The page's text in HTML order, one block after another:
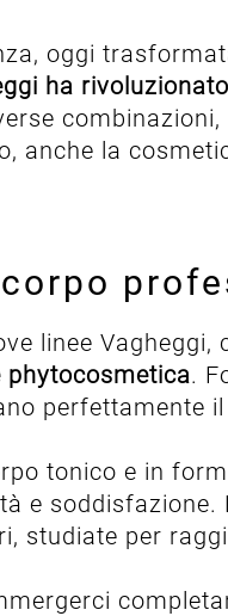
oggi
ha
anche la
linee
.
perfettamente il
tonico e in
e
studiate per